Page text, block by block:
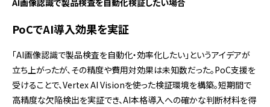
PoCでAI導入効果を実証
「AI画像認識で製品検査を自動化・効率化したい」というアイデアが
立ち上がったが、その精度や費用対効果は未知数だった。PoC支援を
受けることで、Vertex AI Visionを使った検証環境を構築。短期間で
高精度な欠陥検出を実証でき、AI本格導入への確かな判断材料を得